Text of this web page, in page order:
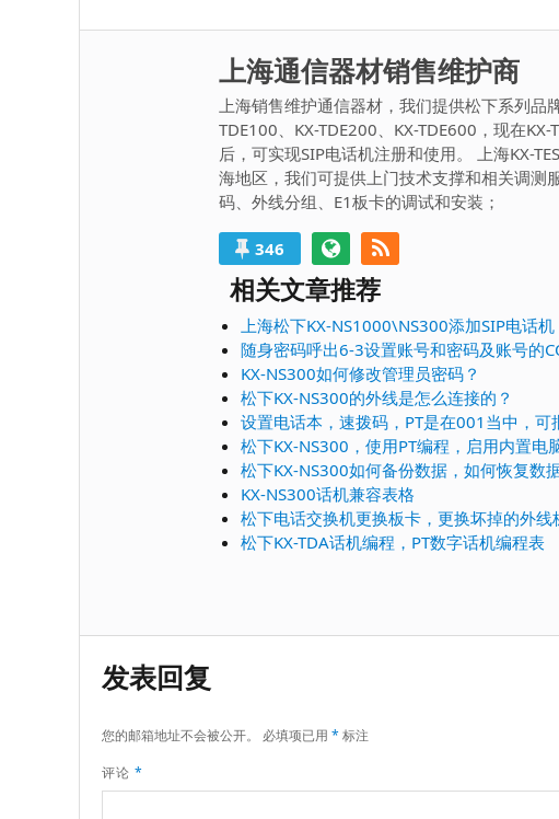
上海通信器材销售维护商
上海销售维护通信器材，我们提供松下系列品
TDE100、KX-TDE200、KX-TDE600，现在
后，可实现SIP电话机注册和使用。 上海KX-
海地区，我们可提供上门技术支撑和相关调测
码、外线分组、E1板卡的调试和安装；
346
相关文章推荐
上海松下KX-NS1000\NS300添加SIP电话
随身密码呼出6-3设置账号和密码及账号的
KX-NS300如何修改管理员密码？
松下KX-NS300的外线是怎么连接的？
设置电话本，速拨码，PT是在001当中，可
松下KX-NS300，使用PT编程，启用内置电
松下KX-NS300如何备份数据，如何恢复数
KX-NS300话机兼容表格
松下电话交换机更换板卡，更换坏掉的外
松下KX-TDA话机编程，PT数字话机编程表
发表回复
您的邮箱地址不会被公开。 必填项已用 *标注
评论 *